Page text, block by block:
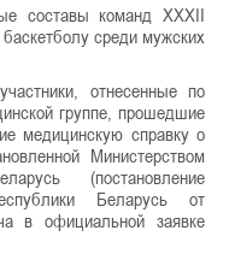
составы команд XXXII
среди мужских
отнесенные по
группе, прошедшие
медицинскую справку о
Министерством
(постановление
Беларусь от
в официальной заявке